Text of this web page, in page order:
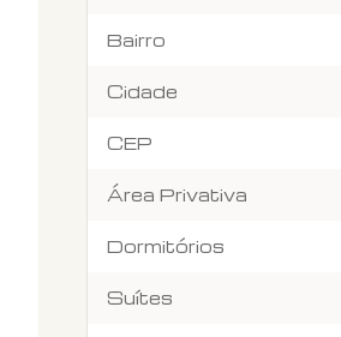
Bairro
Cidade
CEP
Área Privativa
Dormitórios
Suítes